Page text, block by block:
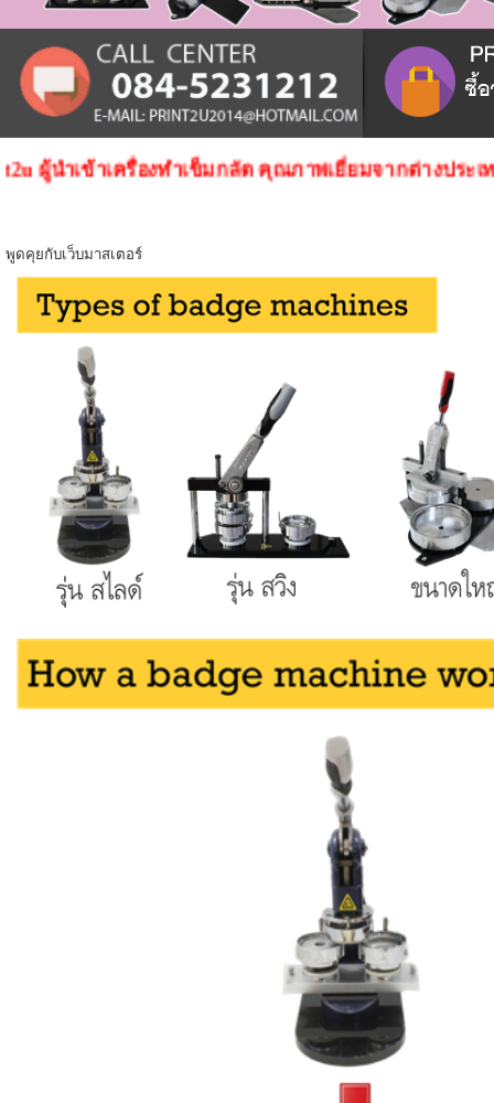
ข้าเครื่องทําเข็มกลัด คุณภาพเยี่ยมจากต่างประเทศ ผู้
พูดคุยกับเว็บมาสเตอร์